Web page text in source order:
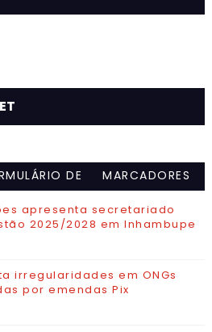
DE
MARCADORES
apresenta secretariado
2025/2028 em Inhambupe
irregularidades em ONGs
por emendas Pix